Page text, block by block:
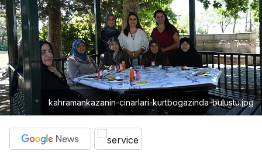
kahramankazanin-cinarlari-kurtbogazinda-bulustu.jpg